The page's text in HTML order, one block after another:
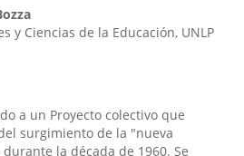
y Ciencias de la Educación, UNLP
a un Proyecto colectivo que
surgimiento de la "nueva
la década de 1960. Se